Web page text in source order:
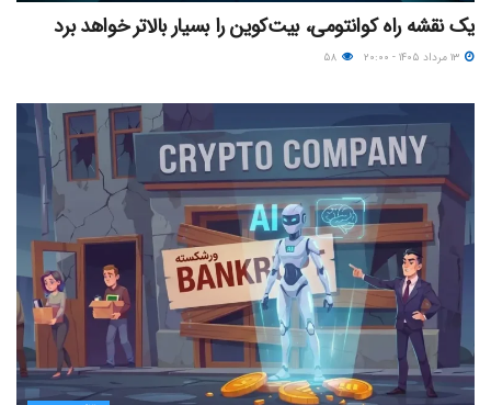
یک نقشه راه کوانتومی، بیت‌کوین را بسیار بالاتر خواهد برد